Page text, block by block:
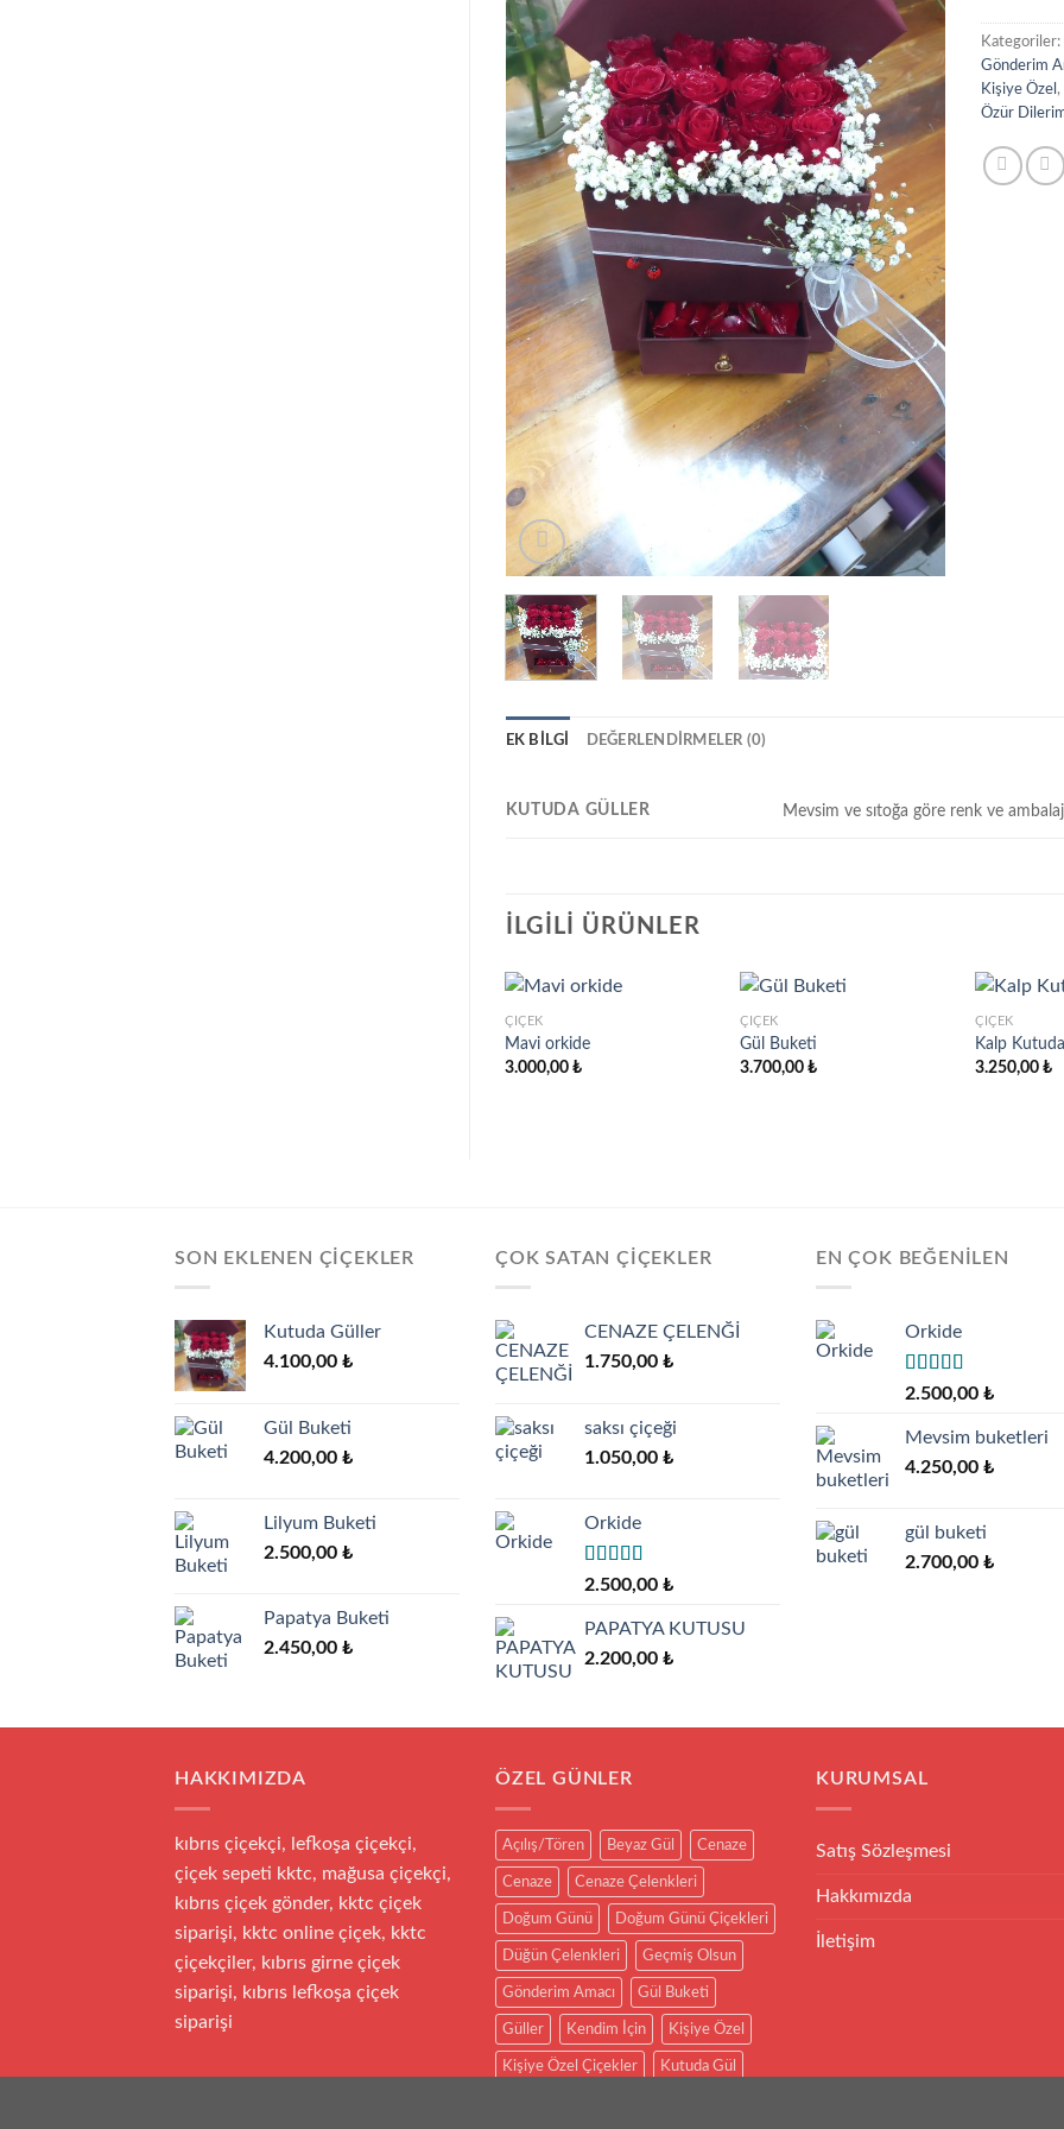
Kategoriler:
Gönderim
Kişiye Özel ,
Özür
EK BILGI DEĞERLENDIRMELER (0)
KUTUDA GÜLLER Mevsim ve sıtoğa göre renk ve
İLGILI ÜRÜNLER
ÇIÇEK
Mavi orkide
3.000,00₺
ÇIÇEK
Gül Buketi
3.700,00₺
ÇIÇEK
Kalp
3.250,00₺
SON EKLENEN ÇIÇEKLER
Kutuda Güller
4.100,00 ₺
Gül Buketi
4.200,00 ₺
Lilyum Buketi
2.500,00 ₺
Papatya Buketi
2.450,00 ₺
ÇOK SATAN ÇIÇEKLER
CENAZE ÇELENĞİ
1.750,00 ₺
saksı çiçeği
1.050,00 ₺
Orkide
5 üzerinden
2.500,00 ₺
PAPATYA KUTUSU
2.200,00 ₺
EN ÇOK BEĞENILEN
Orkide
5 üzerinden
2.500,00 ₺
Mevsim buketleri
4.250,00 ₺
gül buketi
2.700,00 ₺
HAKKIMIZDA
kıbrıs çiçekçi, lefkoşa çiçekçi,
çiçek sepeti kktc, mağusa çiçekçi,
kıbrıs çiçek gönder, kktc çiçek
siparişi, kktc online çiçek, kktc
çiçekçiler, kıbrıs girne çiçek
siparişi, kıbrıs lefkoşa çiçek
siparişi
ÖZEL GÜNLER
Açılış/Tören Beyaz Gül Cenaze
Cenaze Cenaze Çelenkleri
Doğum Günü Doğum Günü Çiçekleri
Düğün Çelenkleri Geçmiş Olsun
Gönderim Amacı Gül Buketi
Güller Kendim İçin Kişiye Özel
Kişiye Özel Çiçekler Kutuda Gül
KURUMSAL
Satış Sözleşmesi
Hakkımızda
İletişim